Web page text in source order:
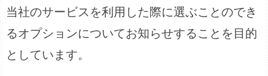
当社のサービスを利用した際に選ぶことのでき
るオプションについてお知らせすることを目的
としています。